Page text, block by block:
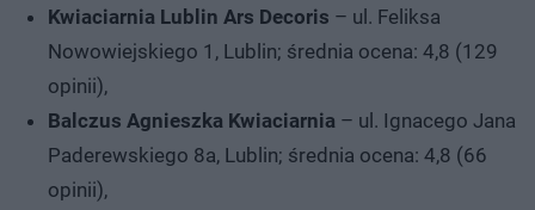
Kwiaciarnia Lublin Ars Decoris – ul. Feliksa
Nowowiejskiego 1, Lublin; średnia ocena: 4,8 (129
opinii),
Balczus Agnieszka Kwiaciarnia – ul. Ignacego Jana
Paderewskiego 8a, Lublin; średnia ocena: 4,8 (66
opinii),